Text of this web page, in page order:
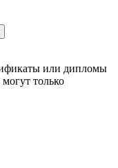
или дипломы
только